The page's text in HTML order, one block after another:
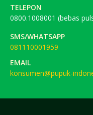
TELEPON
0800.1008001 (bebas
SMS/WHATSAPP
081110001959
EMAIL
konsumen@pupuk-